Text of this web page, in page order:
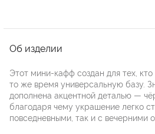
Об изделии
Этот мини-кафф создан для тех,
то же время универсальную базу.
дополнена акцентной деталью —
благодаря чему украшение легко
повседневными, так и с вечерними